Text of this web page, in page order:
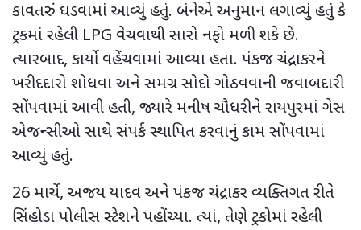
કાવતરું ઘડવામાં આવ્યું હતું. બંનેએ અનુમાન લગાવ્યું હતું કે
ટ્રકમાં રહેલી LPG વેચવાથી સારો નફો મળી શકે છે.
ત્યારબાદ, કાર્યો વહેંચવામાં આવ્યા હતા. પંકજ ચંદ્રાકરને
ખરીદદારો શોધવા અને સમગ્ર સોદો ગોઠવવાની જવાબદારી
સોંપવામાં આવી હતી, જ્યારે મનીષ ચૌધરીને રાયપુરમાં ગેસ
એજન્સીઓ સાથે સંપર્ક સ્થાપિત કરવાનું કામ સોંપવામાં
આવ્યું હતું.
26 માર્ચે, અજય યાદવ અને પંકજ ચંદ્રાકર વ્યક્તિગત રીતે
સિંહોડા પોલીસ સ્ટેશને પહોંચ્યા. ત્યાં, તેણે ટ્રકોમાં રહેલી